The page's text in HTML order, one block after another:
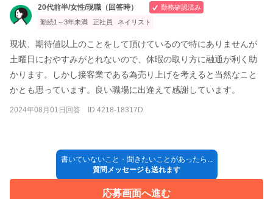
20代前半/女性/現職（回答時）
勤務確認済み
勤続1～3年未満
正社員 ネイリスト
現状、期待値以上のことをして頂けているので特にありませんが
土曜日におやすみがとれないので、休暇の取り方に融通が利く助
かります。しかし接客業である為売り上げを考えると当然なこと
かとも思っています。良い職場に出逢えて感謝しています。
2024年08月01日回答 ID 4218-18317D
書いていないこと・聞きたいことがあったら...
質問メッセージも送れます
応募画面へ進む